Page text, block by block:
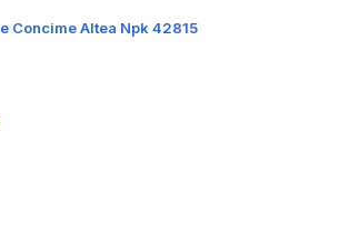
Concime Altea Npk 42815